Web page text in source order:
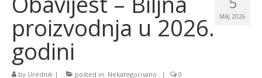
Javne nabavke
Značajni datumi i manifestacije
Program energetske efikasnosti u stambenom
MAJ 2026
proizvodnja u 2026.
godini
by Urednik | posted in: Nekategorisano |
0